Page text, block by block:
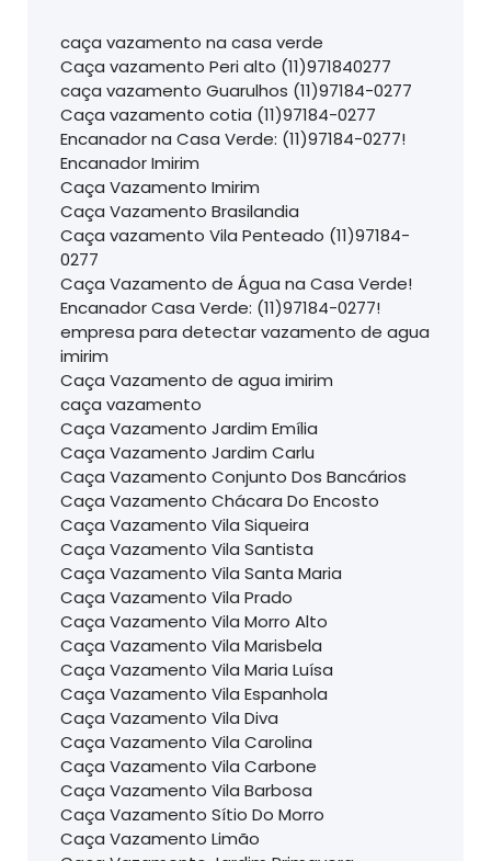
caça vazamento na casa verde
Caça vazamento Peri alto (11)971840277
caça vazamento Guarulhos (11)97184-0277
Caça vazamento cotia (11)97184-0277
Encanador na Casa Verde: (11)97184-0277!
Encanador Imirim
Caça Vazamento Imirim
Caça Vazamento Brasilandia
Caça vazamento Vila Penteado (11)97184-
0277
Caça Vazamento de Água na Casa Verde!
Encanador Casa Verde: (11)97184-0277!
empresa para detectar vazamento de agua
imirim
Caça Vazamento de agua imirim
caça vazamento
Caça Vazamento Jardim Emília
Caça Vazamento Jardim Carlu
Caça Vazamento Conjunto Dos Bancários
Caça Vazamento Chácara Do Encosto
Caça Vazamento Vila Siqueira
Caça Vazamento Vila Santista
Caça Vazamento Vila Santa Maria
Caça Vazamento Vila Prado
Caça Vazamento Vila Morro Alto
Caça Vazamento Vila Marisbela
Caça Vazamento Vila Maria Luísa
Caça Vazamento Vila Espanhola
Caça Vazamento Vila Diva
Caça Vazamento Vila Carolina
Caça Vazamento Vila Carbone
Caça Vazamento Vila Barbosa
Caça Vazamento Sítio Do Morro
Caça Vazamento Limão